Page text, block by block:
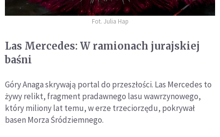
Fot. Julia Hap
Las Mercedes: W ramionach jurajskiej
baśni
Góry Anaga skrywają portal do przeszłości. Las Mercedes to
żywy relikt, fragment pradawnego lasu wawrzynowego,
który miliony lat temu, w erze trzeciorzędu, pokrywał
basen Morza Śródziemnego.